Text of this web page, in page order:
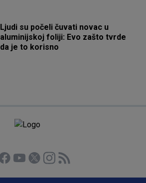
Ljudi su počeli čuvati novac u
aluminijskoj foliji: Evo zašto tvrde
da je to korisno